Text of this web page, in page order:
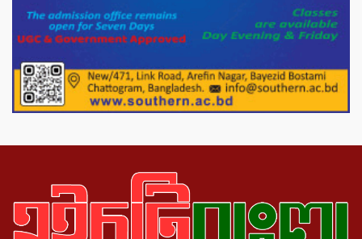
বিদ্যানিকেতন উচ্চ বিদ্যালয় কর্তৃক জুলাই
অভ্যুত্থান দিবস পালিত
অটো ফেরত পেয়ে খুশিতে আত্মহারা
রামকৃষ্ণের পরিবার ।